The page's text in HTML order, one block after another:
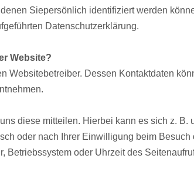
Siepersönlich identifiziert werden
Datenschutzerklärung.
Website?
Websitebetreiber. Dessen Kontaktdaten
diese mitteilen. Hierbei kann es sich z. B.
oder nach Ihrer Einwilligung beim
Betriebssystem oder Uhrzeit des